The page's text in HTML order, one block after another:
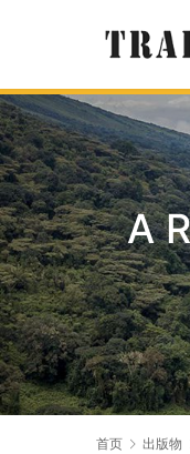
A
首页 出版物